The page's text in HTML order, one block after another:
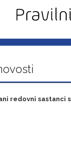
redovni sastanci